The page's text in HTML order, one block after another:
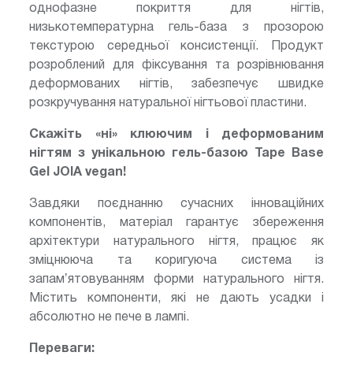
однофазне покриття для нігтів,
низькотемпературна гель-база з прозорою
текстурою середньої консистенції. Продукт
розроблений для фіксування та розрівнювання
деформованих нігтів, забезпечує швидке
розкручування натуральної нігтьової пластини.
Скажіть «ні» клюючим і деформованим
нігтям з унікальною гель-базою Tape Base
Gel JOIA vegan!
Завдяки поєднанню сучасних інноваційних
компонентів, матеріал гарантує збереження
архітектури натурального нігтя, працює як
зміцнююча та коригуюча система із
запамʼятовуванням форми натурального нігтя.
Містить компоненти, які не дають усадки і
абсолютно не пече в лампі.
Переваги: